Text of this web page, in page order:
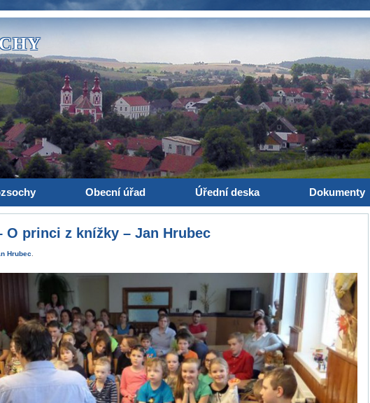
Obecní úřad Úřední deska Dokumenty
O princi z knížky – Jan Hrubec
Hrubec